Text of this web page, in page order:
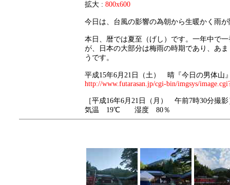
拡大 : 800x600
今日は、台風の影響の為朝から生暖かく雨
本日、暦では夏至（げし）です。一年中で
が、日本の大部分は梅雨の時期であり、あ
うです。
平成15年6月21日（土） 晴『今日の男体山
http://www.futarasan.jp/cgi-bin/imgsys/
［平成16年6月21日（月） 午前7時30分撮影
気温 19℃ 湿度 80％